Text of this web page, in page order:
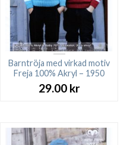
Barntröja med virkad motiv
Freja 100% Akryl – 1950
29.00 kr